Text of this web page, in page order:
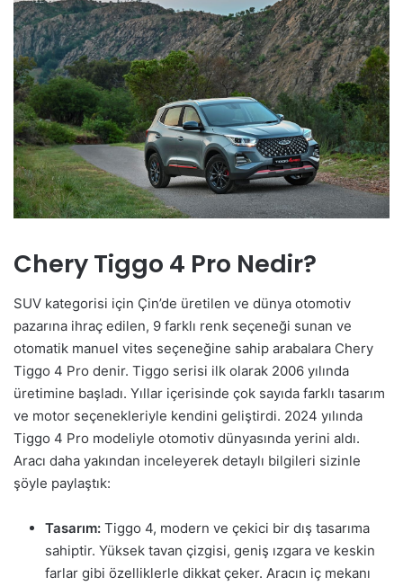
Chery Tiggo 4 Pro Nedir?
SUV kategorisi için Çin’de üretilen ve dünya otomotiv
pazarına ihraç edilen, 9 farklı renk seçeneği sunan ve
otomatik manuel vites seçeneğine sahip arabalara Chery
Tiggo 4 Pro denir. Tiggo serisi ilk olarak 2006 yılında
üretimine başladı. Yıllar içerisinde çok sayıda farklı tasarım
ve motor seçenekleriyle kendini geliştirdi. 2024 yılında
Tiggo 4 Pro modeliyle otomotiv dünyasında yerini aldı.
Aracı daha yakından inceleyerek detaylı bilgileri sizinle
şöyle paylaştık:
Tasarım: Tiggo 4, modern ve çekici bir dış tasarıma
sahiptir. Yüksek tavan çizgisi, geniş ızgara ve keskin
farlar gibi özelliklerle dikkat çeker. Aracın iç mekanı